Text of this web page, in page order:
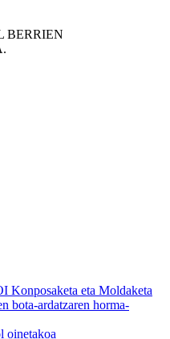
BERRIEN
eta Moldaketa
bota-ardatzaren horma-
oinetakoa